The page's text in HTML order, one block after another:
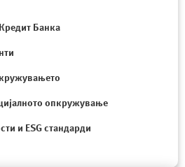
Банка
опкружување
и ESG стандарди